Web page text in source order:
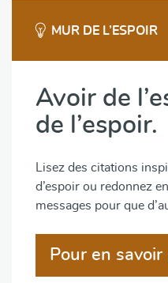
MUR DE L’ESPOIR
Avoir de
de l’espoir.
Lisez des citations
d’espoir ou redonnez
messages pour que
Pour en savoir